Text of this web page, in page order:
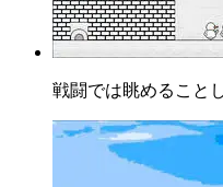
戦闘では眺めること